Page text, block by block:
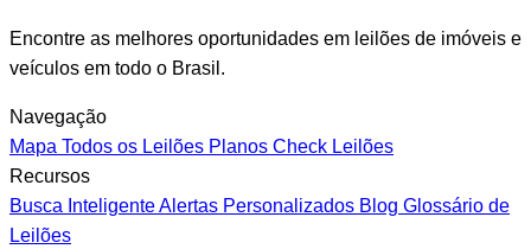
Encontre as melhores oportunidades em leilões de imóveis e
veículos em todo o Brasil.
Navegação
Mapa Todos os Leilões Planos Check Leilões
Recursos
Busca InteligenteAlertas Personalizados Blog Glossário de
Leilões